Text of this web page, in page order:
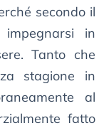
secondo il
in
Tanto che
stagione in
al
fatto